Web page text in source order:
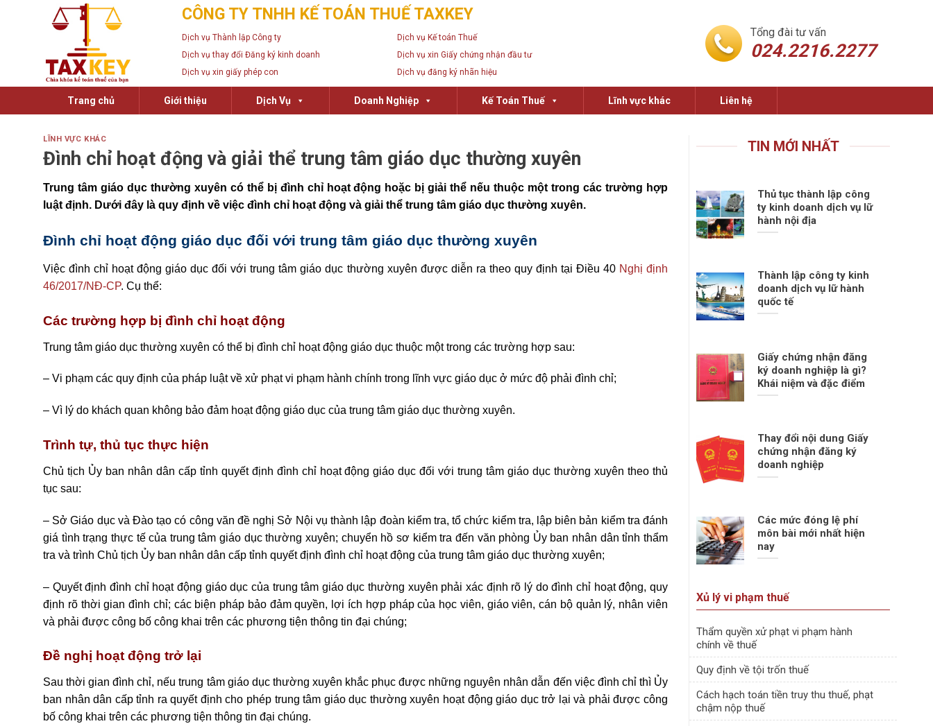
CÔNG TY TNHH KẾ TOÁN THUẾ TAXKEY
Dịch vụ Thành lập Công ty
Dịch vụ Kế toán Thuế
Dịch vụ thay đổi Đăng ký kinh doanh
Dịch vụ xin Giấy chứng nhận đầu tư
Dịch vụ xin giấy phép con
Dịch vụ đăng ký nhãn hiệu
Tổng đài tư vấn
024.2216.2277
Trang chủ Giới thiệu Dịch Vụ Doanh Nghiệp Kế Toán Thuế Lĩnh vực khác Liên hệ
LĨNH VỰC KHÁC
Đình chỉ hoạt động và giải thể trung tâm giáo dục thường xuyên
Trung tâm giáo dục thường xuyên có thể bị đình chỉ hoạt động hoặc bị giải thể nếu thuộc một trong các trường hợp
luật định. Dưới đây là quy định về việc đình chỉ hoạt động và giải thể trung tâm giáo dục thường xuyên.
Đình chỉ hoạt động giáo dục đối với trung tâm giáo dục thường xuyên
Việc đình chỉ hoạt động giáo dục đối với trung tâm giáo dục thường xuyên được diễn ra theo quy định tại Điều 40 Nghị định
46/2017/NĐ-CP. Cụ thể:
Các trường hợp bị đình chỉ hoạt động
Trung tâm giáo dục thường xuyên có thể bị đình chỉ hoạt động giáo dục thuộc một trong các trường hợp sau:
– Vi phạm các quy định của pháp luật về xử phạt vi phạm hành chính trong lĩnh vực giáo dục ở mức độ phải đình chỉ;
– Vì lý do khách quan không bảo đảm hoạt động giáo dục của trung tâm giáo dục thường xuyên.
Trình tự, thủ tục thực hiện
Chủ tịch Ủy ban nhân dân cấp tỉnh quyết định đình chỉ hoạt động giáo dục đối với trung tâm giáo dục thường xuyên theo thủ
tục sau:
– Sở Giáo dục và Đào tạo có công văn đề nghị Sở Nội vụ thành lập đoàn kiểm tra, tổ chức kiểm tra, lập biên bản kiểm tra đánh
giá tình trạng thực tế của trung tâm giáo dục thường xuyên; chuyển hồ sơ kiểm tra đến văn phòng Ủy ban nhân dân tỉnh thẩm
tra và trình Chủ tịch Ủy ban nhân dân cấp tỉnh quyết định đình chỉ hoạt động của trung tâm giáo dục thường xuyên;
– Quyết định đình chỉ hoạt động giáo dục của trung tâm giáo dục thường xuyên phải xác định rõ lý do đình chỉ hoạt động, quy
định rõ thời gian đình chỉ; các biện pháp bảo đảm quyền, lợi ích hợp pháp của học viên, giáo viên, cán bộ quản lý, nhân viên
và phải được công bố công khai trên các phương tiện thông tin đại chúng;
Đề nghị hoạt động trở lại
Sau thời gian đình chỉ, nếu trung tâm giáo dục thường xuyên khắc phục được những nguyên nhân dẫn đến việc đình chỉ thì Ủy
ban nhân dân cấp tỉnh ra quyết định cho phép trung tâm giáo dục thường xuyên hoạt động giáo dục trở lại và phải được công
bố công khai trên các phương tiện thông tin đại chúng.
TIN MỚI NHẤT
Thủ tục thành lập công
ty kinh doanh dịch vụ lữ
hành nội địa
Thành lập công ty kinh
doanh dịch vụ lữ hành
quốc tế
Giấy chứng nhận đăng
ký doanh nghiệp là gì?
Khái niệm và đặc điểm
Thay đổi nội dung Giấy
chứng nhận đăng ký
doanh nghiệp
Các mức đóng lệ phí
môn bài mới nhất hiện
nay
Xủ lý vi phạm thuế
Thẩm quyền xử phạt vi phạm hành
chính về thuế
Quy định về tội trốn thuế
Cách hạch toán tiền truy thu thuế, phạt
chậm nộp thuế